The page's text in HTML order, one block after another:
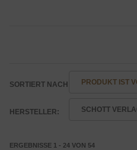
SORTIERT NACH PRODUKT IST
HERSTELLER: SCHOTT
ERGEBNISSE 1 - 24 VON 54